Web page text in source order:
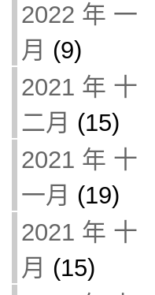
2022 年 一
月 (9)
2021 年 十
二月 (15)
2021 年 十
一月 (19)
2021 年 十
月 (15)